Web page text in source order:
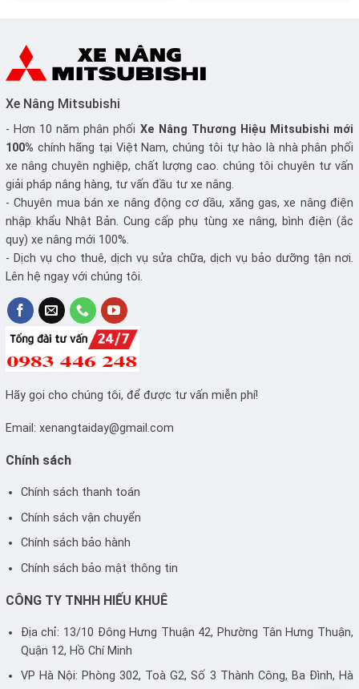
Xe Nâng Mitsubishi
- Hơn 10 năm phân phối Xe Nâng Thương Hiệu Mitsubishi mới
100% chính hãng tại Việt Nam, chúng tôi tự hào là nhà phân phối
xe nâng chuyên nghiệp, chất lượng cao. chúng tôi chuyên tư vấn
giải pháp nâng hàng, tư vấn đầu tư xe nâng.
- Chuyên mua bán xe nâng động cơ dầu, xăng gas, xe nâng điện
nhập khẩu Nhật Bản. Cung cấp phụ tùng xe nâng, bình điện (ắc
quy) xe nâng mới 100%.
- Dịch vụ cho thuê, dịch vụ sửa chữa, dịch vụ bảo dưỡng tận nơi.
Lên hệ ngay với chúng tôi.
Hãy gọi cho chúng tôi, để được tư vấn miễn phí!
Email: xenangtaiday@gmail.com
Chính sách
Chính sách thanh toán
Chính sách vận chuyển
Chính sách bảo hành
Chính sách bảo mật thông tin
CÔNG TY TNHH HIẾU KHUÊ
Địa chỉ: 13/10 Đông Hưng Thuận 42, Phường Tân Hưng Thuận,
Quận 12, Hồ Chí Minh
VP Hà Nội: Phòng 302, Toà G2, Số 3 Thành Công, Ba Đình, Hà